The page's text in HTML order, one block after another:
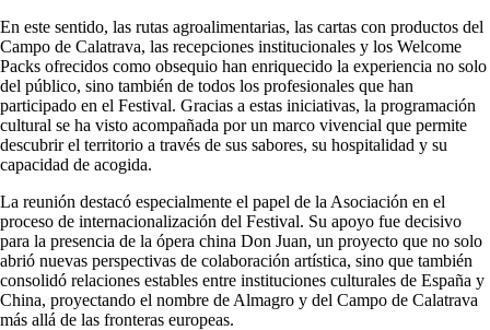
En este sentido, las rutas agroalimentarias, las cartas con productos del
Campo de Calatrava, las recepciones institucionales y los Welcome
Packs ofrecidos como obsequio han enriquecido la experiencia no solo
del público, sino también de todos los profesionales que han
participado en el Festival. Gracias a estas iniciativas, la programación
cultural se ha visto acompañada por un marco vivencial que permite
descubrir el territorio a través de sus sabores, su hospitalidad y su
capacidad de acogida.
La reunión destacó especialmente el papel de la Asociación en el
proceso de internacionalización del Festival. Su apoyo fue decisivo
para la presencia de la ópera china Don Juan, un proyecto que no solo
abrió nuevas perspectivas de colaboración artística, sino que también
consolidó relaciones estables entre instituciones culturales de España y
China, proyectando el nombre de Almagro y del Campo de Calatrava
más allá de las fronteras europeas.